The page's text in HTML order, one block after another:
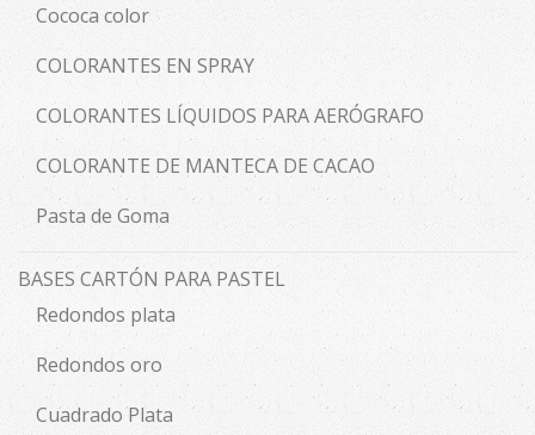
Cococa color
COLORANTES EN SPRAY
COLORANTES LÍQUIDOS PARA AERÓGRAFO
COLORANTE DE MANTECA DE CACAO
Pasta de Goma
BASES CARTÓN PARA PASTEL
Redondos plata
Redondos oro
Cuadrado Plata